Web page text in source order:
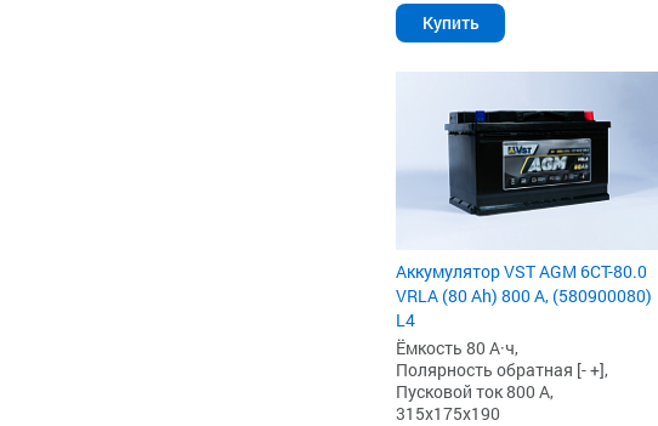
Купить
Аккумулятор VST AGM 6СТ-80.0
VRLA (80 Ah) 800 А, (580900080)
L4
Ёмкость 80 А·ч,
Полярность обратная [- +],
Пусковой ток 800 А,
315x175x190